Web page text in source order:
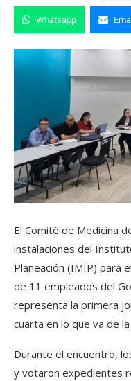
Whatsapp
El Comité de Medicina
instalaciones del
Planeación (IMIP) para
de 11 empleados del
representa la primera
cuarta en lo que va de
Durante el encuentro,
y votaron expedientes